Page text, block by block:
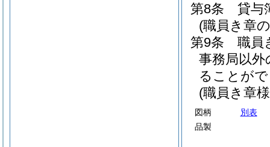
第8条
貸与
(職員き章
第9条
職員
事務局以
ることが
(職員き章
図柄
別表
品製